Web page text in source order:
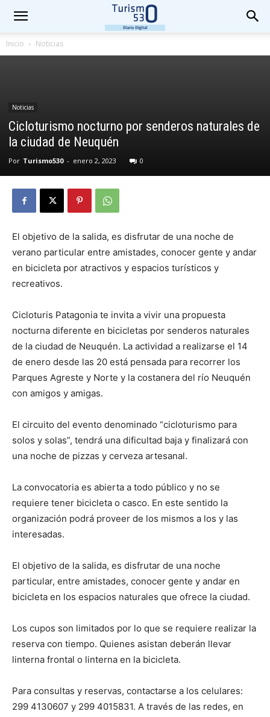
Inicio Noticias
Noticias
Cicloturismo nocturno por senderos naturales de
la ciudad de Neuquén
Por Turismo530 - enero 2, 2023 0
El objetivo de la salida, es disfrutar de una noche de
verano particular entre amistades, conocer gente y andar
en bicicleta por atractivos y espacios turísticos y
recreativos.
Cicloturis Patagonia te invita a vivir una propuesta
nocturna diferente en bicicletas por senderos naturales
de la ciudad de Neuquén. La actividad a realizarse el 14
de enero desde las 20 está pensada para recorrer los
Parques Agreste y Norte y la costanera del río Neuquén
con amigos y amigas.
El circuito del evento denominado “cicloturismo para
solos y solas”, tendrá una dificultad baja y finalizará con
una noche de pizzas y cerveza artesanal.
La convocatoria es abierta a todo público y no se
requiere tener bicicleta o casco. En este sentido la
organización podrá proveer de los mismos a los y las
interesadas.
El objetivo de la salida, es disfrutar de una noche
particular, entre amistades, conocer gente y andar en
bicicleta en los espacios naturales que ofrece la ciudad.
Los cupos son limitados por lo que se requiere realizar la
reserva con tiempo. Quienes asistan deberán llevar
linterna frontal o linterna en la bicicleta.
Para consultas y reservas, contactarse a los celulares:
299 4130607 y 299 4015831. A través de las redes, en